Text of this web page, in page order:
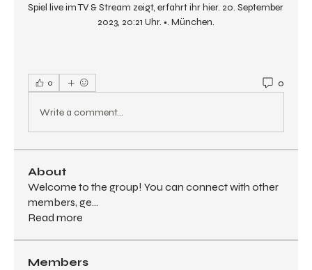
Spiel live im TV & Stream zeigt, erfahrt ihr hier. 20. September
2023, 20:21 Uhr. •. München.
0 0
Write a comment...
About
Welcome to the group! You can connect with other
members, ge...
Read more
Members